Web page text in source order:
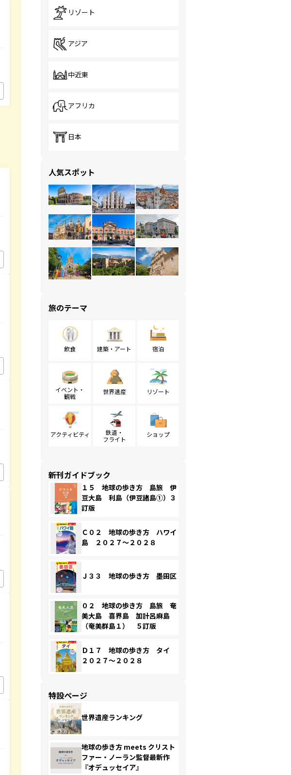
リゾート
アジア
中近東
アフリカ
日本
人気スポット
旅のテーマ
飲食 建築・アート 宿泊
イベント・
観戦
世界遺産 リゾート
アクティビティ
鉄道・
フライト
ショップ
新刊ガイドブック
１５ 地球の歩き方 島旅 伊
豆大島 利島（伊豆諸島①）３
訂版
Ｃ０２ 地球の歩き方 ハワイ
島 ２０２７～２０２８
Ｊ３３ 地球の歩き方 墨田区
０２ 地球の歩き方 島旅 奄
美大島 喜界島 加計呂麻島
（奄美群島１） ５訂版
Ｄ１７ 地球の歩き方 タイ
２０２７～２０２８
特設ページ
世界遺産ランキング
地球の歩き方 meets クリスト
ファー・ノーラン監督最新作
『オデュッセイア』